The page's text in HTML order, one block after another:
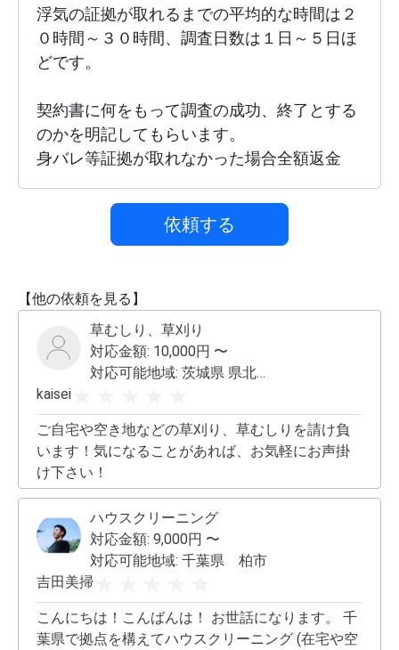
浮気の証拠が取れるまでの平均的な時間は２
０時間～３０時間、調査日数は１日～５日ほ
どです。
契約書に何をもって調査の成功、終了とする
のかを明記してもらいます。
身バレ等証拠が取れなかった場合全額返金
依頼する
【他の依頼を見る】
草むしり、草刈り
対応金額: 10,000円 〜
対応可能地域: 茨城県 県北・県央 その他応相談
kaisei
ご自宅や空き地などの草刈り、草むしりを請け負
います！気になることがあれば、お気軽にお声掛
け下さい！
ハウスクリーニング
対応金額: 9,000円 〜
対応可能地域: 千葉県 柏市
吉田美掃
こんにちは！こんばんは！ お世話になります。 千
葉県で拠点を構えてハウスクリーニング (在宅や空